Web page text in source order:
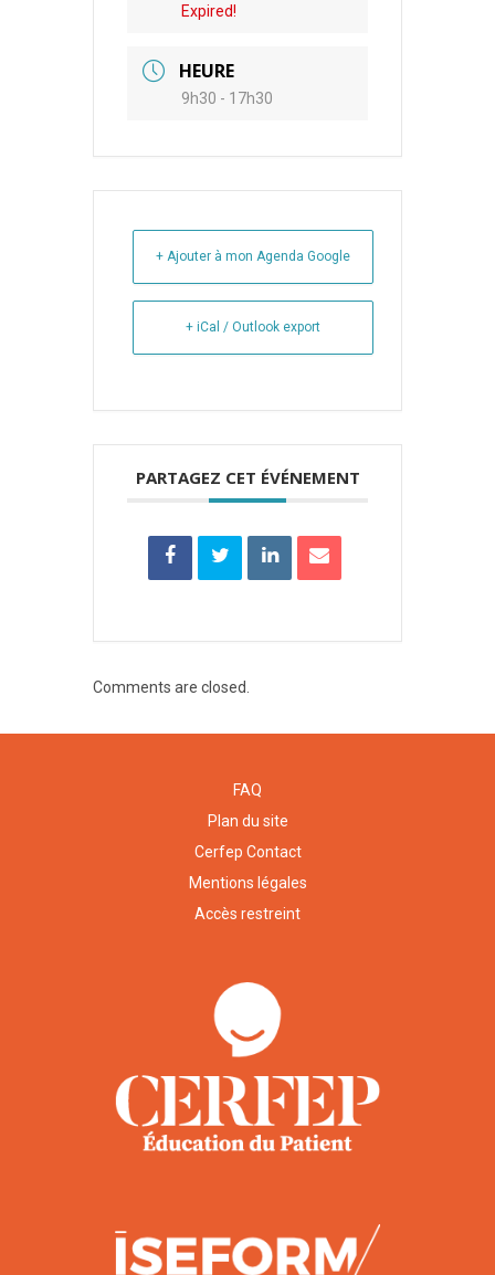
Expired!
HEURE
9h30 - 17h30
+ Ajouter à mon Agenda Google
+ iCal / Outlook export
PARTAGEZ CET ÉVÉNEMENT
Comments are closed.
FAQ
Plan du site
Cerfep Contact
Mentions légales
Accès restreint